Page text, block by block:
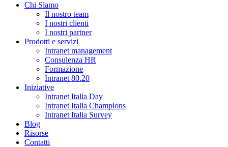
Chi Siamo
Il nostro team
I nostri clienti
I nostri partner
Prodotti e servizi
Intranet management
Consulenza HR
Formazione
Intranet 80.20
Iniziative
Intranet Italia Day
Intranet Italia Champions
Intranet Italia Survey
Blog
Risorse
Contatti